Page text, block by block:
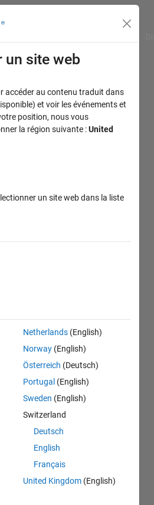
un site web
accéder au contenu traduit dans
et voir les événements et
position, nous vous
la région suivante :United
un site web dans la liste
Netherlands (English)
Norway (English)
Österreich (Deutsch)
Portugal (English)
Sweden (English)
Switzerland
Deutsch
English
Français
United Kingdom (English)